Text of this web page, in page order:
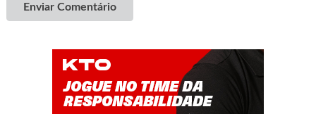
Enviar Comentário